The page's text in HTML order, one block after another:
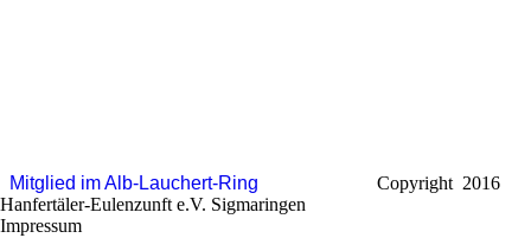
Mitglied im Alb-Lauchert-Ring
Copyright 2016
Hanfertäler-Eulenzunft e.V. Sigmaringen
Impressum